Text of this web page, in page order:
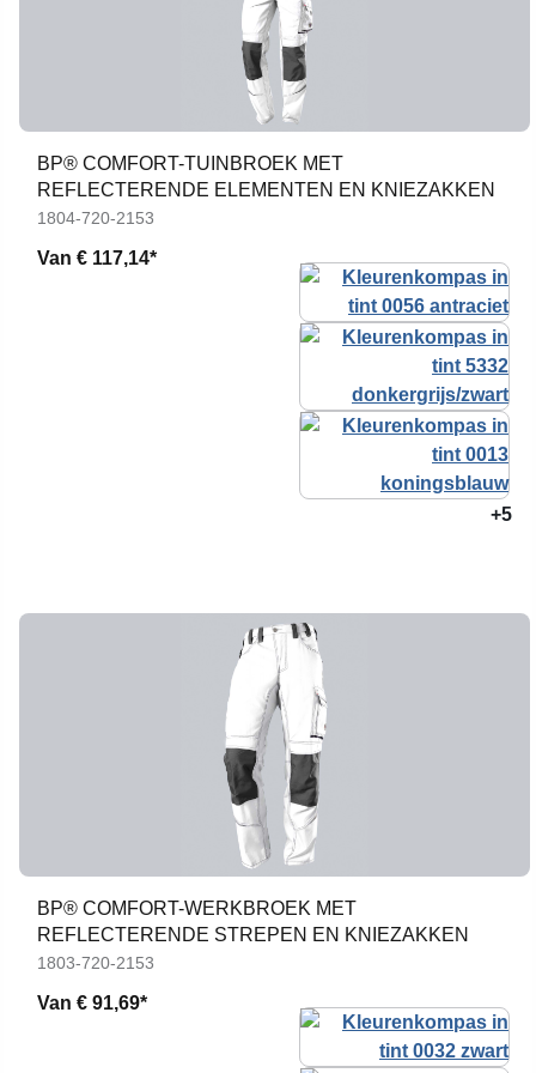
BP® COMFORT-TUINBROEK MET
REFLECTERENDE ELEMENTEN EN KNIEZAKKEN
1804-720-2153
Van € 117,14*
+5
BP® COMFORT-WERKBROEK MET
REFLECTERENDE STREPEN EN KNIEZAKKEN
1803-720-2153
Van € 91,69*